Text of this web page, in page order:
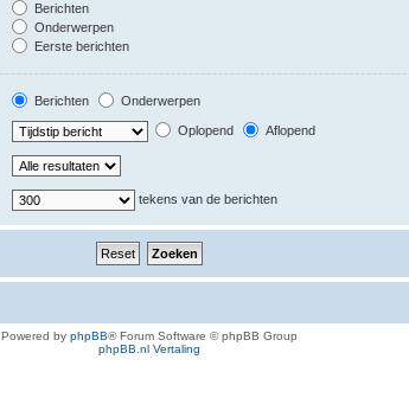
Berichten
Onderwerpen
Eerste berichten
Berichten
Onderwerpen
Oplopend Aflopend
tekens van de berichten
Powered by phpBB® Forum Software © phpBB Group
phpBB.nl Vertaling